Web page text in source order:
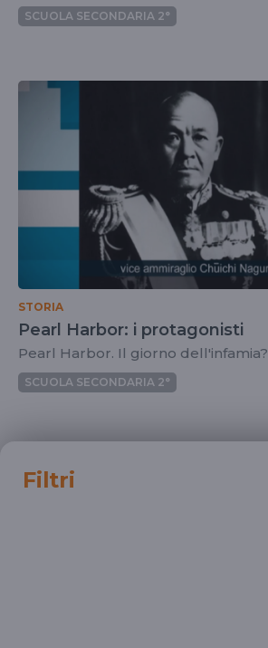
SCUOLA SECONDARIA 2°
STORIA
Pearl Harbor: i protagonisti
Pearl Harbor. Il giorno dell'infamia?
SCUOLA SECONDARIA 2°
Filtri